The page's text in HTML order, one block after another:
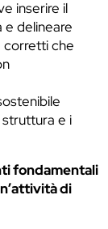
inserire il
delineare
corretti che
e i
fondamentali
di